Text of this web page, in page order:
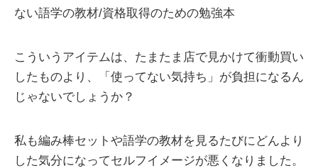
ない語学の教材/資格取得のための勉強本
こういうアイテムは、たまたま店で見かけて衝動買い
したものより、「使ってない気持ち」が負担になるん
じゃないでしょうか？
私も編み棒セットや語学の教材を見るたびにどんより
した気分になってセルフイメージが悪くなりました。